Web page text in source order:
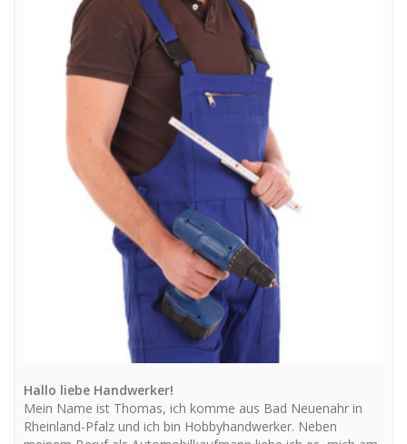
Hallo liebe Handwerker!
Mein Name ist Thomas, ich komme aus Bad Neuenahr in
Rheinland-Pfalz und ich bin Hobbyhandwerker. Neben